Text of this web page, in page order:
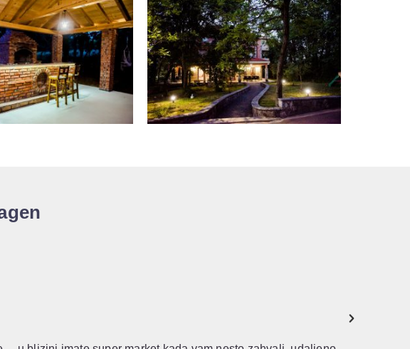
couldn’t have been nicer to us during our stay, arranging a
lots of useful advice and tips about the local area.